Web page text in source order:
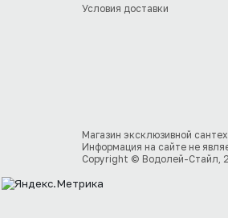
Условия доставки
Магазин эксклюзивной
Информация на сайте не
Copyright © Водолей-Стайл,